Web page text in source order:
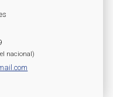
nacional)